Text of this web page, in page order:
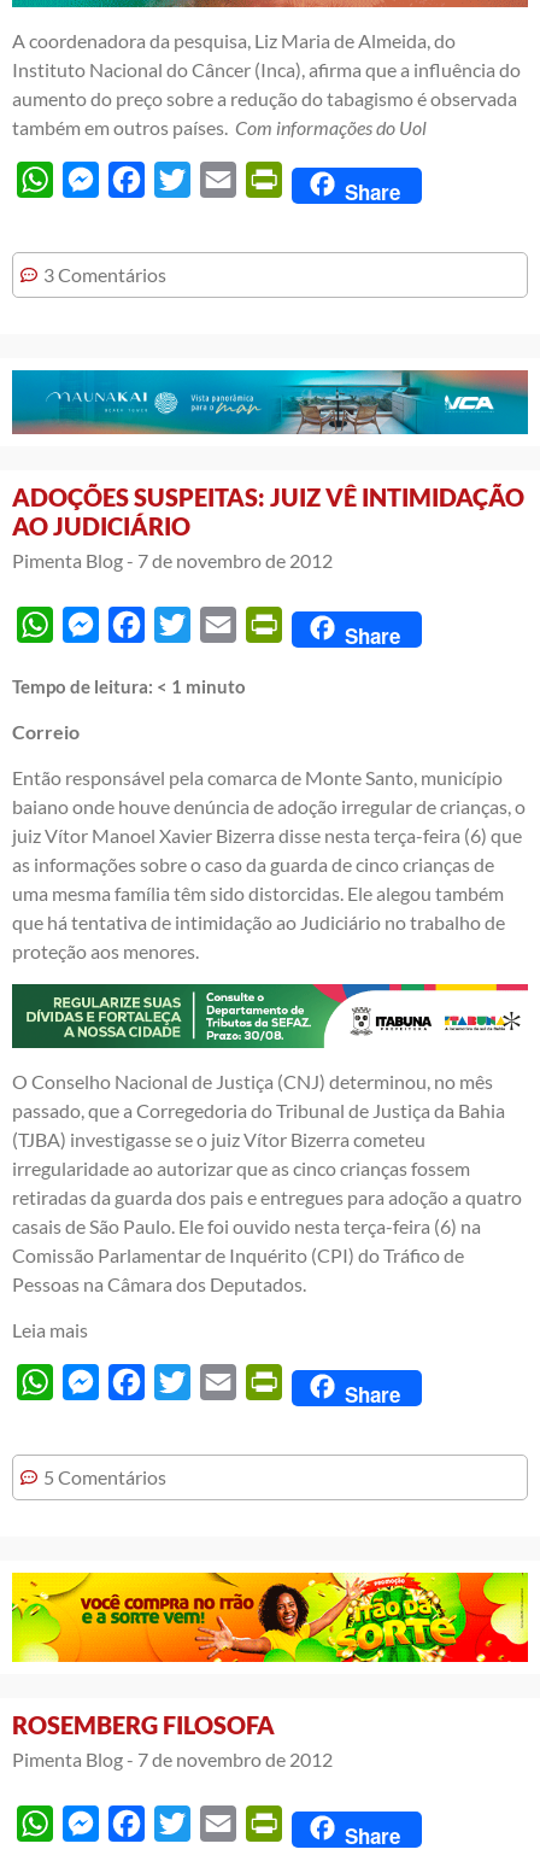
A coordenadora da pesquisa, Liz Maria de Almeida, do
Instituto Nacional do Câncer (Inca), afirma que a influência do
aumento do preço sobre a redução do tabagismo é observada
também em outros países. Com informações do Uol
WhatsAppMessengerFacebook
Twitter Email PrintFriendly
Share
3 Comentários
ADOÇÕES SUSPEITAS: JUIZ VÊ INTIMIDAÇÃO
AO JUDICIÁRIO
Pimenta Blog - 7 de novembro de 2012
WhatsAppMessengerFacebook
Twitter Email PrintFriendly
Share
Tempo de leitura: < 1 minuto
Correio
Então responsável pela comarca de Monte Santo, município
baiano onde houve denúncia de adoção irregular de crianças, o
juiz Vítor Manoel Xavier Bizerra disse nesta terça-feira (6) que
as informações sobre o caso da guarda de cinco crianças de
uma mesma família têm sido distorcidas. Ele alegou também
que há tentativa de intimidação ao Judiciário no trabalho de
proteção aos menores.
O Conselho Nacional de Justiça (CNJ) determinou, no mês
passado, que a Corregedoria do Tribunal de Justiça da Bahia
(TJBA) investigasse se o juiz Vítor Bizerra cometeu
irregularidade ao autorizar que as cinco crianças fossem
retiradas da guarda dos pais e entregues para adoção a quatro
casais de São Paulo. Ele foi ouvido nesta terça-feira (6) na
Comissão Parlamentar de Inquérito (CPI) do Tráfico de
Pessoas na Câmara dos Deputados.
Leia mais
WhatsAppMessengerFacebook
Twitter Email PrintFriendly
Share
5 Comentários
ROSEMBERG FILOSOFA
Pimenta Blog - 7 de novembro de 2012
WhatsAppMessengerFacebook
Twitter Email PrintFriendly
Share